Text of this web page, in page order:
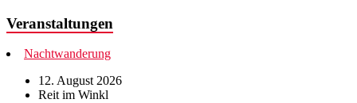
Veranstaltungen
Nachtwanderung
12. August 2026
Reit im Winkl